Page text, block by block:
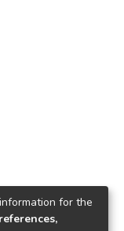
for the